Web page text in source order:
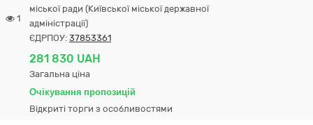
1
міської ради (Київської міської державної
адміністрації)
ЄДРПОУ: 37853361
281 830 UAH
Загальна ціна
Очікування пропозицій
Відкриті торги з особливостями